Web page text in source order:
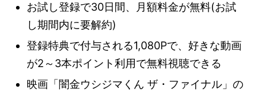
お試し登録で30日間、月額料金が無料(お試
し期間内に要解約)
登録特典で付与される1,080Pで、好きな動画
が2～3本ポイント利用で無料視聴できる
映画「闇金ウシジマくん ザ・ファイナル」の